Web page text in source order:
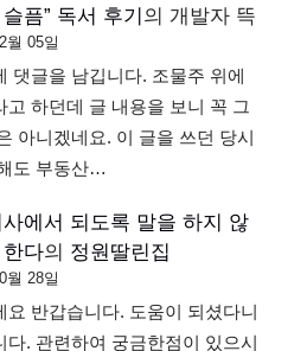
픔” 독서 후기 의 개발자 뜩
월 05일
댓글을 남깁니다. 조물주 위에
고 하던데 글 내용을 보니 꼭 그
아니겠네요. 이 글을 쓰던 당시
도 부동산…
에서 되도록 말을 하지 않
다의 정원딸린집
월 28일
요 반갑습니다. 도움이 되셨다니
다. 관련하여 궁금한점이 있으시